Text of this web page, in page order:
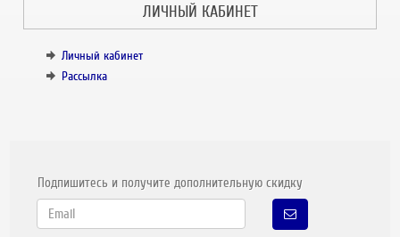
ЛИЧНЫЙ КАБИНЕТ
Личный кабинет
Рассылка
Подпишитесь и получите дополнительную скидку